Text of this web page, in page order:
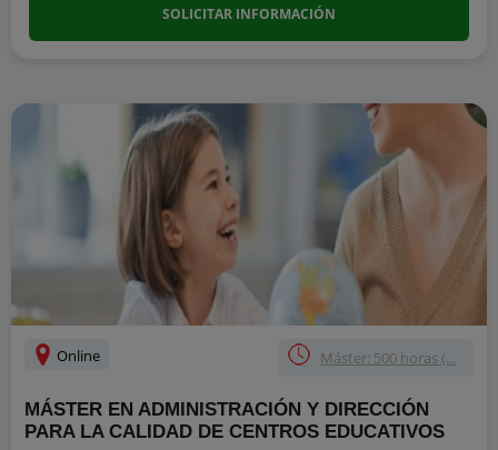
SOLICITAR INFORMACIÓN
Online Máster: 500 horas (...
MÁSTER EN ADMINISTRACIÓN Y DIRECCIÓN
PARA LA CALIDAD DE CENTROS EDUCATIVOS